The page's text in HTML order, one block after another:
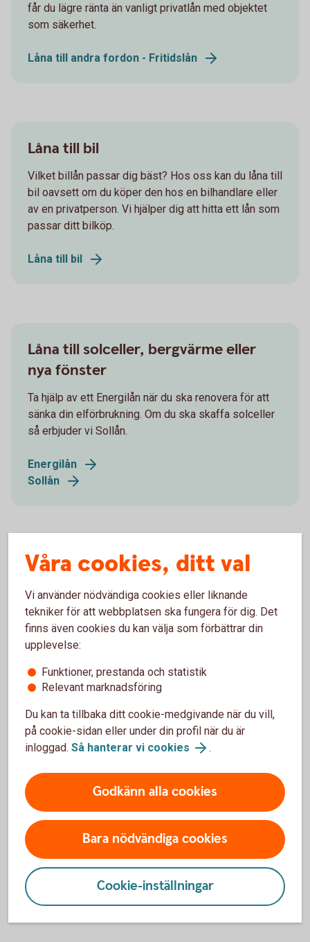
får du lägre ränta än vanligt privatlån med objektet
som säkerhet.
Låna till andra fordon - Fritidslån
Låna till bil
Vilket billån passar dig bäst? Hos oss kan du låna till
bil oavsett om du köper den hos en bilhandlare eller
av en privatperson. Vi hjälper dig att hitta ett lån som
passar ditt bilköp.
Låna till bil
Låna till solceller, bergvärme eller
nya fönster
Ta hjälp av ett Energilån när du ska renovera för att
sänka din elförbrukning. Om du ska skaffa solceller
så erbjuder vi Sollån.
Energilån
Sollån
Friends paying at a café with their phone
Små köp, stora fördelar –
använd kreditkortet!
robotdammsugare? Använd kreditkortet i så fall! Då
ingår drulleförsäkring, prisgaranti och förlängd
garanti.
Betal- och kreditkort Mastercard
Våra cookies, ditt val
Vi använder nödvändiga cookies eller liknande
tekniker för att webbplatsen ska fungera för dig. Det
finns även cookies du kan välja som förbättrar din
upplevelse:
Funktioner, prestanda och statistik
Relevant marknadsföring
Du kan ta tillbaka ditt cookie-medgivande när du vill,
på cookie-sidan eller under din profil när du är
inloggad. Så hanterar vi cookies .
Godkänn alla cookies
Bara nödvändiga cookies
Cookie-inställningar